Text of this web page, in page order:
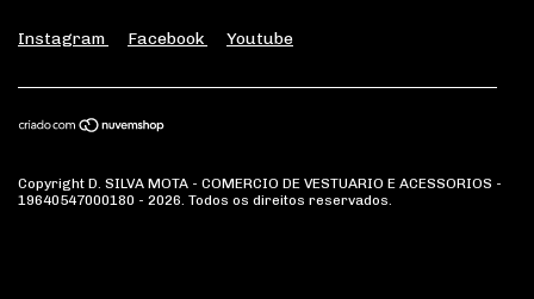
Instagram Facebook Youtube
Copyright D. SILVA MOTA - COMERCIO DE VESTUARIO E ACESSORIOS -
19640547000180 - 2026. Todos os direitos reservados.